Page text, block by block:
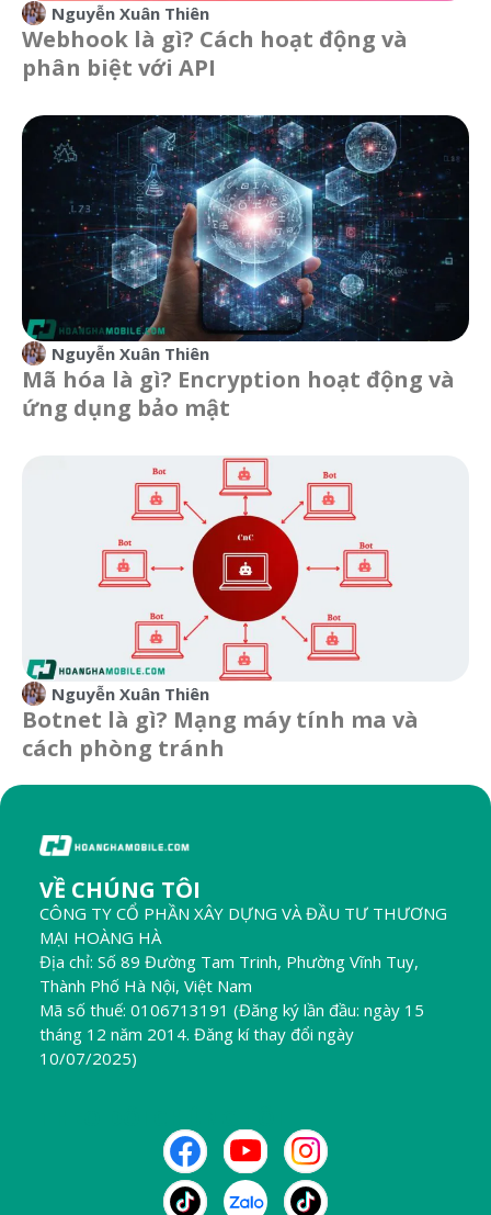
Nguyễn Xuân Thiên
Webhook là gì? Cách hoạt động và
phân biệt với API
Nguyễn Xuân Thiên
Mã hóa là gì? Encryption hoạt động và
ứng dụng bảo mật
Nguyễn Xuân Thiên
Botnet là gì? Mạng máy tính ma và
cách phòng tránh
VỀ CHÚNG TÔI
CÔNG TY CỔ PHẦN XÂY DỰNG VÀ ĐẦU TƯ THƯƠNG
MẠI HOÀNG HÀ
Địa chỉ: Số 89 Đường Tam Trinh, Phường Vĩnh Tuy,
Thành Phố Hà Nội, Việt Nam
Mã số thuế: 0106713191 (Đăng ký lần đầu: ngày 15
tháng 12 năm 2014. Đăng kí thay đổi ngày
10/07/2025)